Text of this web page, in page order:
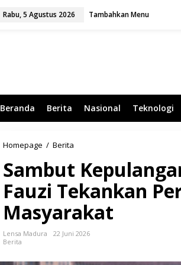
Rabu, 5 Agustus 2026 Tambahkan Menu
Beranda Berita Nasional Teknologi
Homepage / Berita
m
b
u
t
K
e
p
a
Sambut
Fauzi Tekankan
Masyarakat
Lensa Madura
22 Juni 2026
Berita